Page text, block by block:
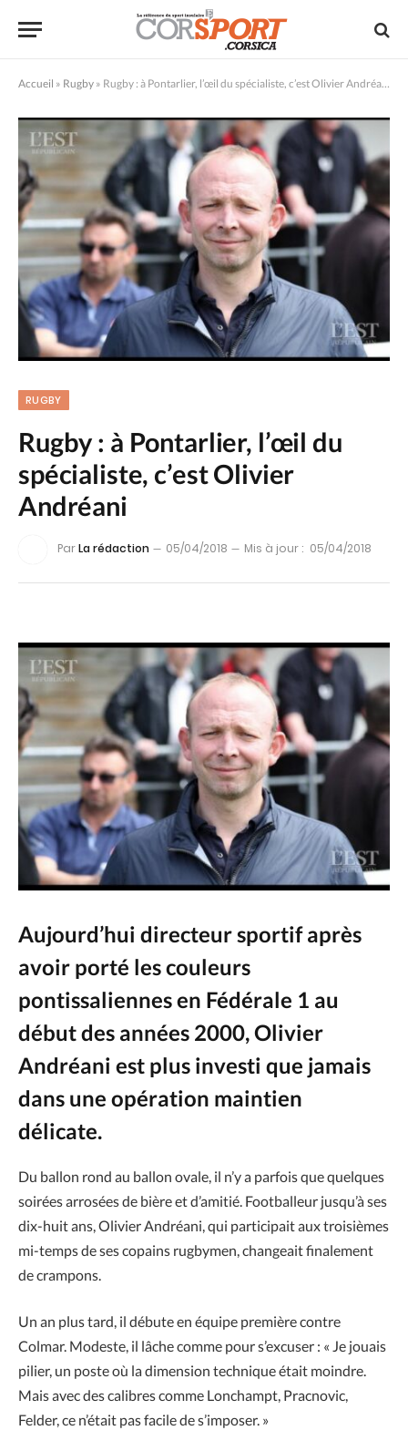
Accueil » Rugby » Rugby : à Pontarlier, l’œil du spécialiste, c’est Olivier Andréani
RUGBY
Rugby : à Pontarlier, l’œil du
spécialiste, c’est Olivier
Andréani
ParLa rédaction 05/04/2018 Mis à jour : 05/04/2018
Aujourd’hui directeur sportif après
avoir porté les couleurs
pontissaliennes en Fédérale 1 au
début des années 2000, Olivier
Andréani est plus investi que jamais
dans une opération maintien
délicate.
Du ballon rond au ballon ovale, il n’y a parfois que quelques
soirées arrosées de bière et d’amitié. Footballeur jusqu’à ses
dix-huit ans, Olivier Andréani, qui participait aux troisièmes
mi-temps de ses copains rugbymen, changeait finalement
de crampons.
Un an plus tard, il débute en équipe première contre
Colmar. Modeste, il lâche comme pour s’excuser : « Je jouais
pilier, un poste où la dimension technique était moindre.
Mais avec des calibres comme Lonchampt, Pracnovic,
Felder, ce n’était pas facile de s’imposer. »